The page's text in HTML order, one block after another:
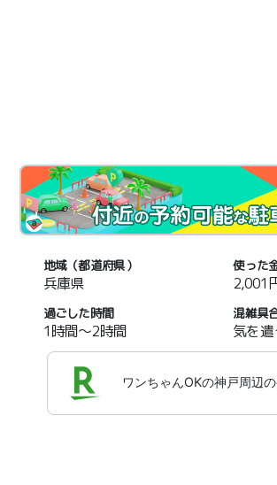
地域（都道府県）
兵庫県
使った
2,001
過ごした時間
1時間～2時間
混雑具
気を
ワンちゃんOKの神戸周辺